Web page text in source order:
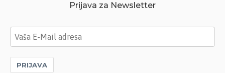
Prijava za Newsletter
PRIJAVA